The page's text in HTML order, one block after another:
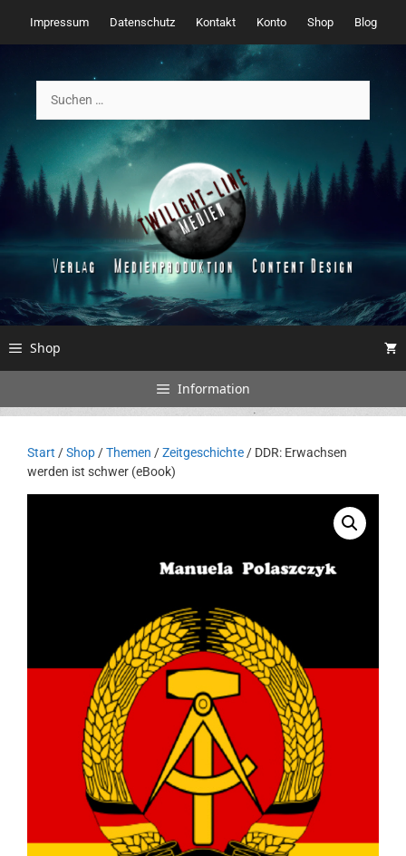
Inhalt
springen
Impressum Datenschutz Kontakt Konto Shop Blog
nach:
Shop
Information
Start /Shop/Themen /Zeitgeschichte/ DDR: Erwachsen
werden ist schwer (eBook)